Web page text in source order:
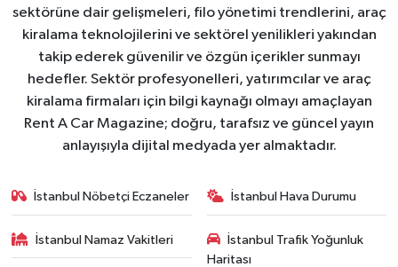
sektörüne dair gelişmeleri, filo yönetimi trendlerini, araç
kiralama teknolojilerini ve sektörel yenilikleri yakından
takip ederek güvenilir ve özgün içerikler sunmayı
hedefler. Sektör profesyonelleri, yatırımcılar ve araç
kiralama firmaları için bilgi kaynağı olmayı amaçlayan
Rent A Car Magazine; doğru, tarafsız ve güncel yayın
anlayışıyla dijital medyada yer almaktadır.
İstanbul Nöbetçi Eczaneler İstanbul Hava Durumu
İstanbul Namaz Vakitleri
İstanbul Trafik Yoğunluk
Haritası